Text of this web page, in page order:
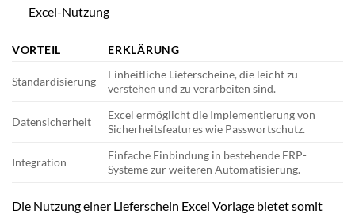
Excel-Nutzung
VORTEIL ERKLÄRUNG
Standardisierung
Einheitliche Lieferscheine, die leicht zu
verstehen und zu verarbeiten sind.
Datensicherheit
Excel ermöglicht die Implementierung von
Sicherheitsfeatures wie Passwortschutz.
Integration
Einfache Einbindung in bestehende ERP-
Systeme zur weiteren Automatisierung.
Die Nutzung einer Lieferschein Excel Vorlage bietet somit